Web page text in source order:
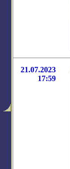
21.07.2023
17:59